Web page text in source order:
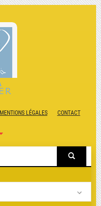
MENTIONS LÉGALES CONTACT